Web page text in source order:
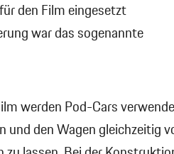
den Film eingesetzt
war das sogenannte
werden Pod-Cars
und den Wagen gleichzeitig